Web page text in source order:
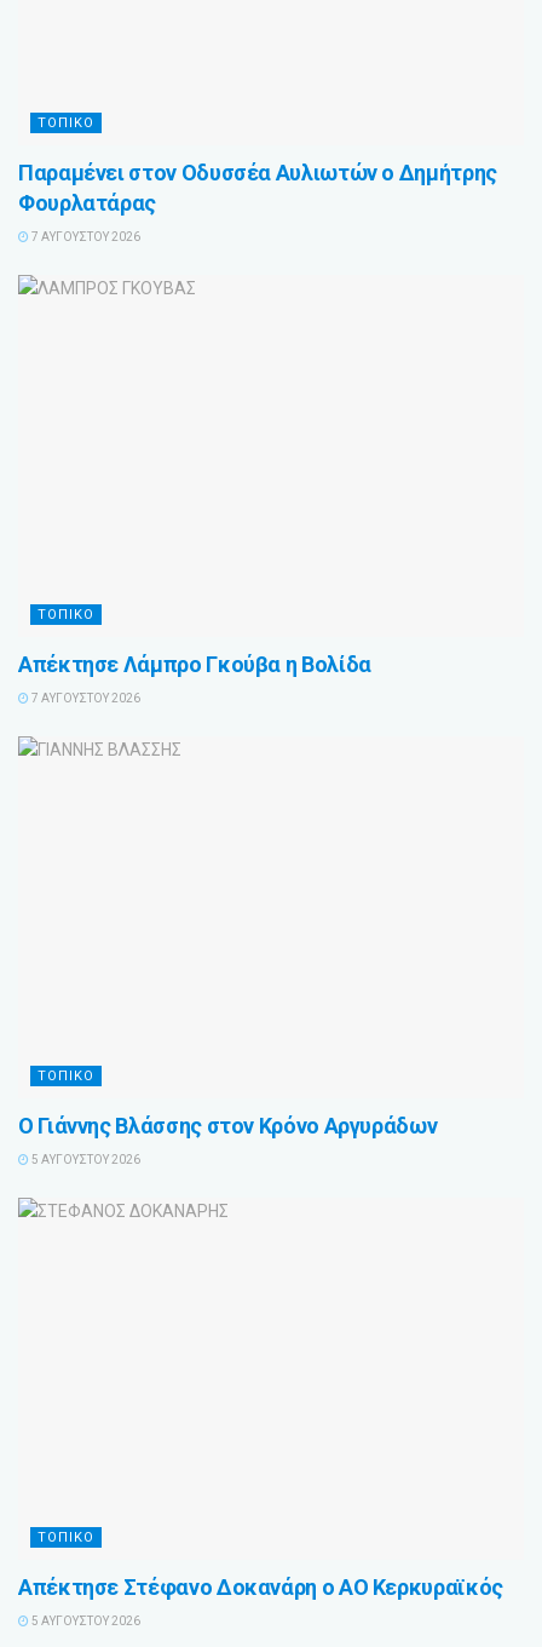
ΤΟΠΙΚΟ
Παραμένει στον Οδυσσέα Αυλιωτών ο Δημήτρης
Φουρλατάρας
7 ΑΥΓΟΎΣΤΟΥ 2026
ΤΟΠΙΚΟ
Απέκτησε Λάμπρο Γκούβα η Βολίδα
7 ΑΥΓΟΎΣΤΟΥ 2026
ΤΟΠΙΚΟ
Ο Γιάννης Βλάσσης στον Κρόνο Αργυράδων
5 ΑΥΓΟΎΣΤΟΥ 2026
ΤΟΠΙΚΟ
Απέκτησε Στέφανο Δοκανάρη ο ΑΟ Κερκυραϊκός
5 ΑΥΓΟΎΣΤΟΥ 2026